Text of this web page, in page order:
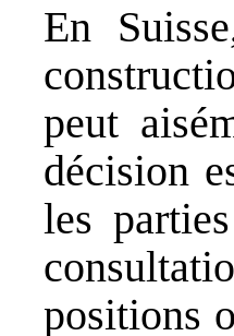
En
peut
décision
les
positions